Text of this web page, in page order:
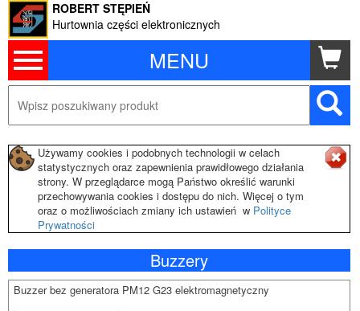
MENU
ROBERT STĘPIEŃ
Hurtownia części elektronicznych
Używamy cookies i podobnych technologii w celach
statystycznych oraz zapewnienia prawidłowego działania
strony. W przeglądarce mogą Państwo określić warunki
przechowywania cookies i dostępu do nich. Więcej o tym
oraz o możliwościach zmiany ich ustawień w Polityce
Prywatności
Buzzery
Buzzer bez generatora PM12 G23 elektromagnetyczny